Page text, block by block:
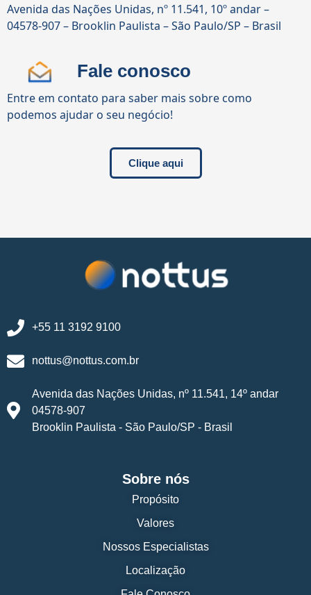
Avenida das Nações Unidas, nº 11.541, 10º andar –
04578-907 – Brooklin Paulista – São Paulo/SP – Brasil
Fale conosco
Entre em contato para saber mais sobre como
podemos ajudar o seu negócio!
Clique aqui
+55 11 3192 9100
nottus@nottus.com.br
Avenida das Nações Unidas, nº 11.541, 14º andar
04578-907
Brooklin Paulista - São Paulo/SP - Brasil
Sobre nós
Propósito
Valores
Nossos Especialistas
Localização